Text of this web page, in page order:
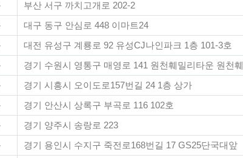
부산 서구 까치고개로 202-2
대구 동구 안심로 448 이마트24
대전 유성구 계룡로 92 유성CJ나인파크 1층 101-3호
경기 수원시 영통구 매영로 141 원천훼밀리타운 원천
경기 시흥시 오이도로157번길 24 1층 상가
경기 안산시 상록구 부곡로 116 102호
경기 양주시 송랑로 223
경기 용인시 수지구 죽전로168번길 17 GS25단국대앞